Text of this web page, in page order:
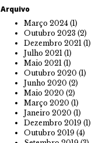
Arquivo
Março 2024 (1)
Outubro 2023 (2)
Dezembro 2021 (1)
Julho 2021 (1)
Maio 2021 (1)
Outubro 2020 (1)
Junho 2020 (2)
Maio 2020 (2)
Março 2020 (1)
Janeiro 2020 (1)
Dezembro 2019 (1)
Outubro 2019 (4)